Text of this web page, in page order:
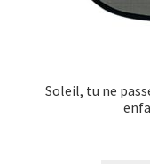
Soleil, tu ne